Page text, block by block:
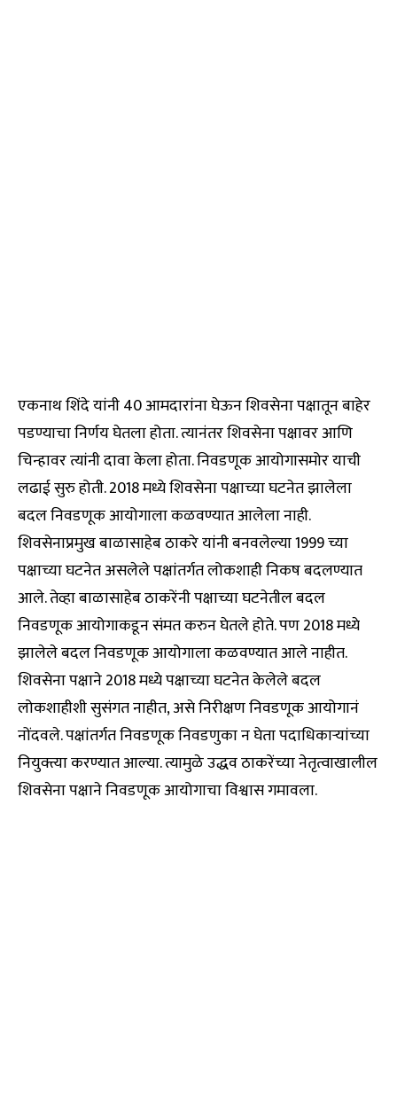
एकनाथ शिंदे यांनी 40 आमदारांना घेऊन शिवसेना पक्षातून बाहेर
पडण्याचा निर्णय घेतला होता. त्यानंतर शिवसेना पक्षावर आणि
चिन्हावर त्यांनी दावा केला होता. निवडणूक आयोगासमोर याची
लढाई सुरु होती. 2018 मध्ये शिवसेना पक्षाच्या घटनेत झालेला
बदल निवडणूक आयोगाला कळवण्यात आलेला नाही.
शिवसेनाप्रमुख बाळासाहेब ठाकरे यांनी बनवलेल्या 1999 च्या
पक्षाच्या घटनेत असलेले पक्षांतर्गत लोकशाही निकष बदलण्यात
आले. तेव्हा बाळासाहेब ठाकरेंनी पक्षाच्या घटनेतील बदल
निवडणूक आयोगाकडून संमत करुन घेतले होते. पण 2018 मध्ये
झालेले बदल निवडणूक आयोगाला कळवण्यात आले नाहीत.
शिवसेना पक्षाने 2018 मध्ये पक्षाच्या घटनेत केलेले बदल
लोकशाहीशी सुसंगत नाहीत, असे निरीक्षण निवडणूक आयोगानं
नोंदवले. पक्षांतर्गत निवडणूक निवडणुका न घेता पदाधिकाऱ्यांच्या
नियुक्त्या करण्यात आल्या. त्यामुळे उद्धव ठाकरेंच्या नेतृत्वाखालील
शिवसेना पक्षाने निवडणूक आयोगाचा विश्वास गमावला.